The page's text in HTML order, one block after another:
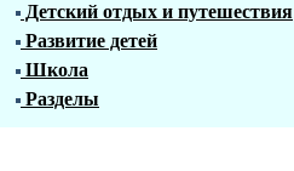
Детский отдых и путешествия
Развитие детей
Школа
Разделы